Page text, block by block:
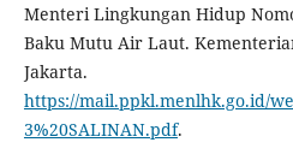
Menteri Lingkungan Hidup
Baku Mutu Air Laut.
Jakarta.
https://mail.ppkl.menlhk.go.id/
3%20SALINAN.pdf.